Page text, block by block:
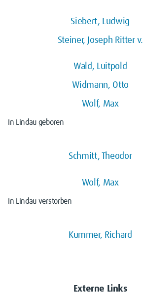
Siebert, Ludwig
Steiner, Joseph Ritter v.
Wald, Luitpold
Widmann, Otto
Wolf, Max
In Lindau geboren
Schmitt, Theodor
Wolf, Max
In Lindau verstorben
Kummer, Richard
Externe Links